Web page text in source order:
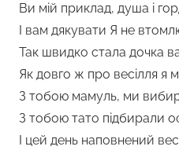
Ви мій приклад, душа і
І вам дякувати Я не
Так швидко стала дочка
Як довго ж про весілля я
З тобою мамуль, ми
З тобою тато підбирали
І цей день наповнений